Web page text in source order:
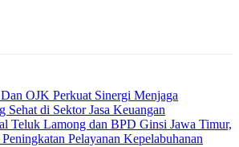
OJK Perkuat Sinergi Menjaga
Sehat di Sektor Jasa Keuangan
Teluk Lamong dan BPD Ginsi Jawa Timur,
Pelayanan Kepelabuhanan